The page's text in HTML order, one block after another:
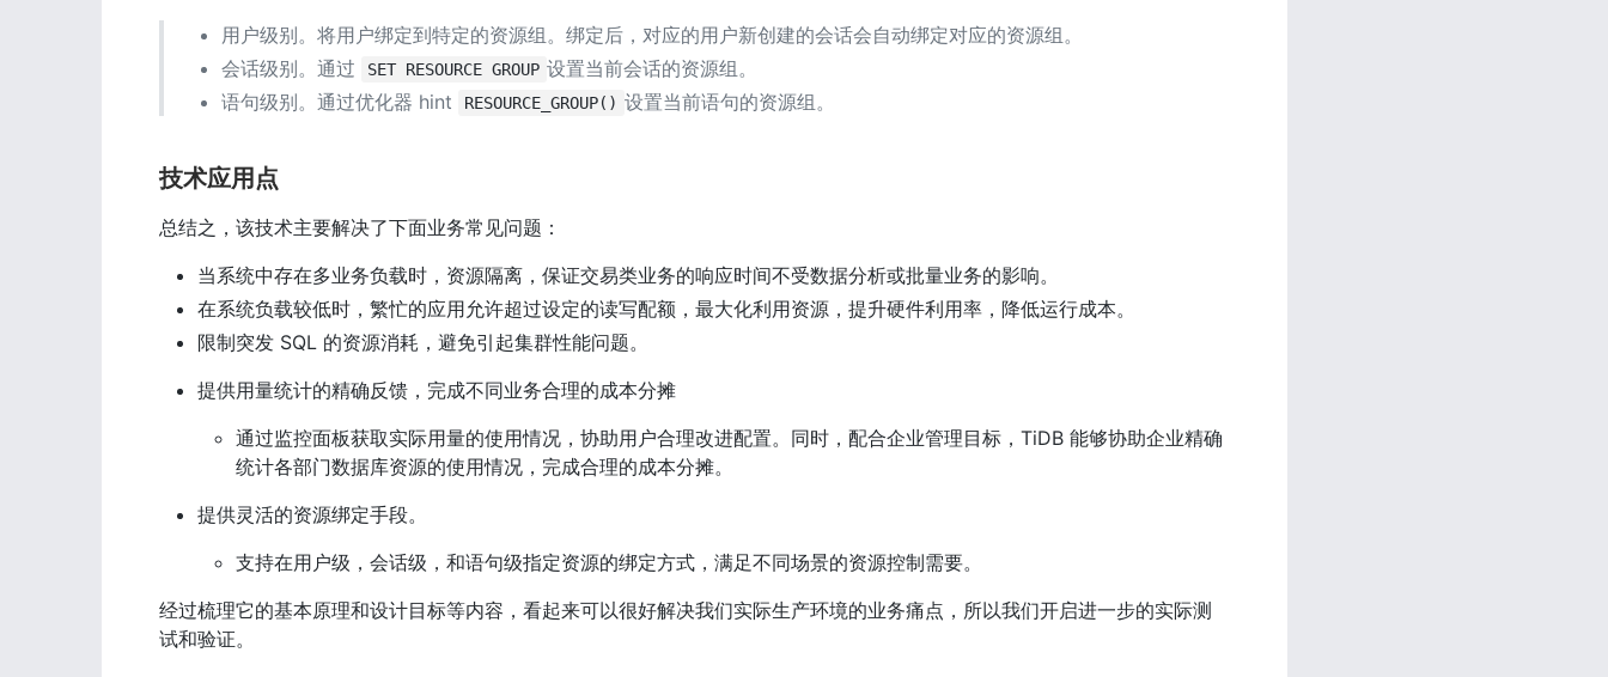
用户级别。将用户绑定到特定的资源组。绑定后，对应的用户新创建的会话会自动绑定对应的资源组。
会话级别。通过
SET RESOURCE GROUP 设置当前会话的资源组。
语句级别。通过优化器 hint
RESOURCE_GROUP() 设置当前语句的资源组。
技术应用点
总结之，该技术主要解决了下面业务常见问题：
当系统中存在多业务负载时，资源隔离，保证交易类业务的响应时间不受数据分析或批量业务的影响。
在系统负载较低时，繁忙的应用允许超过设定的读写配额，最大化利用资源，提升硬件利用率，降低运行成本。
限制突发 SQL 的资源消耗，避免引起集群性能问题。
提供用量统计的精确反馈，完成不同业务合理的成本分摊
通过监控面板获取实际用量的使用情况，协助用户合理改进配置。同时，配合企业管理目标，TiDB 能够协助企业精确
统计各部门数据库资源的使用情况，完成合理的成本分摊。
提供灵活的资源绑定手段。
支持在用户级，会话级，和语句级指定资源的绑定方式，满足不同场景的资源控制需要。
经过梳理它的基本原理和设计目标等内容，看起来可以很好解决我们实际生产环境的业务痛点，所以我们开启进一步的实际测
试和验证。